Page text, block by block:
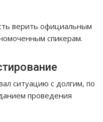
верить официальным
спикерам.
ситуацию с долгим, по
проведения